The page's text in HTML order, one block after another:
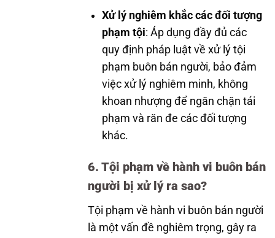
Xử lý nghiêm khắc các đối tượng
phạm tội: Áp dụng đầy đủ các
quy định pháp luật về xử lý tội
phạm buôn bán người, bảo đảm
việc xử lý nghiêm minh, không
khoan nhượng để ngăn chặn tái
phạm và răn đe các đối tượng
khác.
6. Tội phạm về hành vi buôn bán
người bị xử lý ra sao?
Tội phạm về hành vi buôn bán người
là một vấn đề nghiêm trọng, gây ra